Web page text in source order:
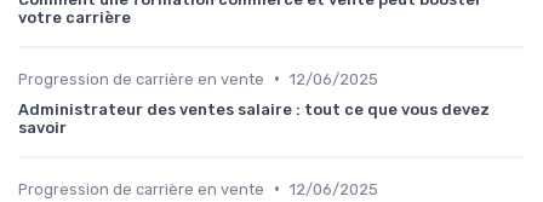
votre carrière
Progression de carrière en vente • 12/06/2025
Administrateur des ventes salaire : tout ce que vous devez
savoir
Progression de carrière en vente • 12/06/2025